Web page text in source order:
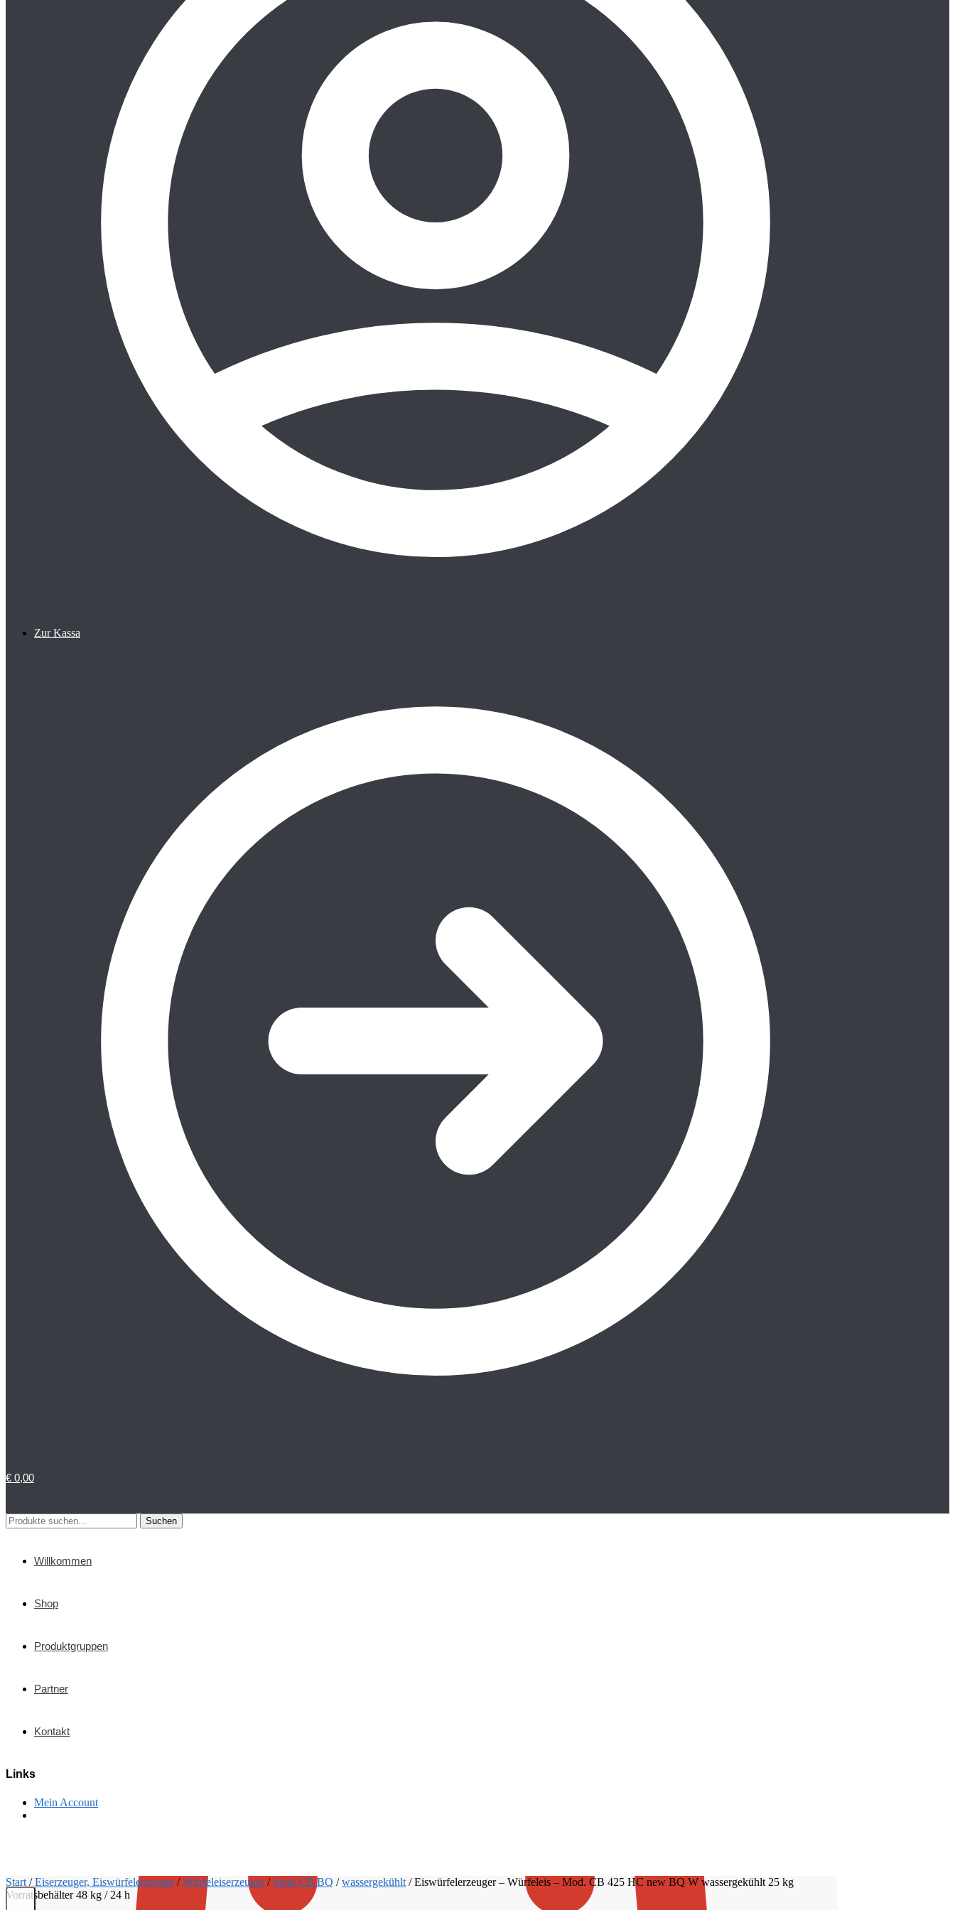
Zur Kassa
€ 0,00
Suchen
nach:
Suchen
Willkommen
Shop
Produktgruppen
Partner
Kontakt
Links
Mein Account
Start /Eiserzeuger, Eiswürfelerzeuger/Würfeleiserzeuger/ Serie CB BQ /wassergekühlt /Eiswürfelerzeuger – Würfeleis – Mod. CB 425 HC new BQ W wassergekühlt 25 kg
Vorratsbehälter 48 kg / 24 h